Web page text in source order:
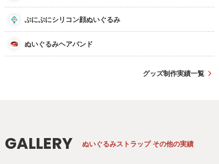
ぷにぷにシリコン顔ぬいぐるみ
ぬいぐるみヘアバンド
グッズ制作実績一覧
GALLERY ぬいぐるみストラップ その他の実績